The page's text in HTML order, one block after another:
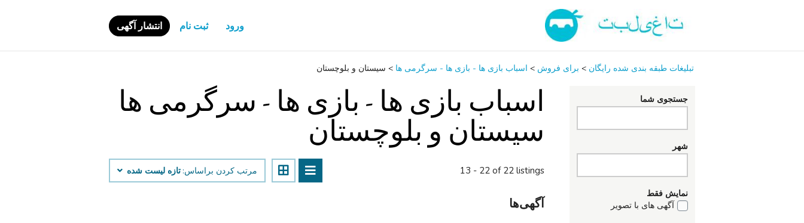
ورود ثبت نام انتشار آگهی
تبلیغات طبقه بندی شده رایگان > برای فروش > اسباب‌ بازی ها - بازی ها - سرگرمی ‌ها > سیستان و بلوچستان
جستجوی شما
شهر
نمایش فقط
آگهی های با تصویر
اسباب‌ بازی ها - بازی ها - سرگرمی ‌ها
سیستان و بلوچستان
13 - 22 of 22 listings مرتب کردن براساس: تازه لیست شده
آگهی‌ها